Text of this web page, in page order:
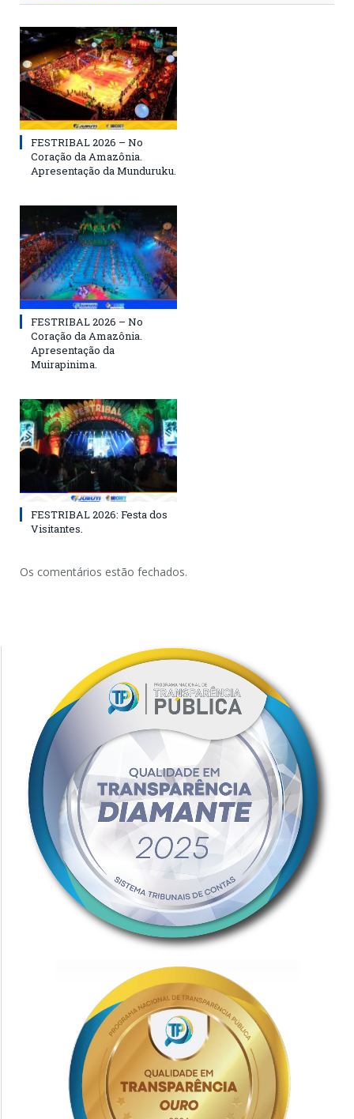
FESTRIBAL 2026 – No
Coração da Amazônia.
Apresentação da Munduruku.
FESTRIBAL 2026 – No
Coração da Amazônia.
Apresentação da
Muirapinima.
FESTRIBAL 2026: Festa dos
Visitantes.
Os comentários estão fechados.